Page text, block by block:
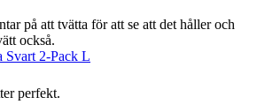
på att tvätta för att se att det håller och
också.
Svart 2-Pack L
perfekt.